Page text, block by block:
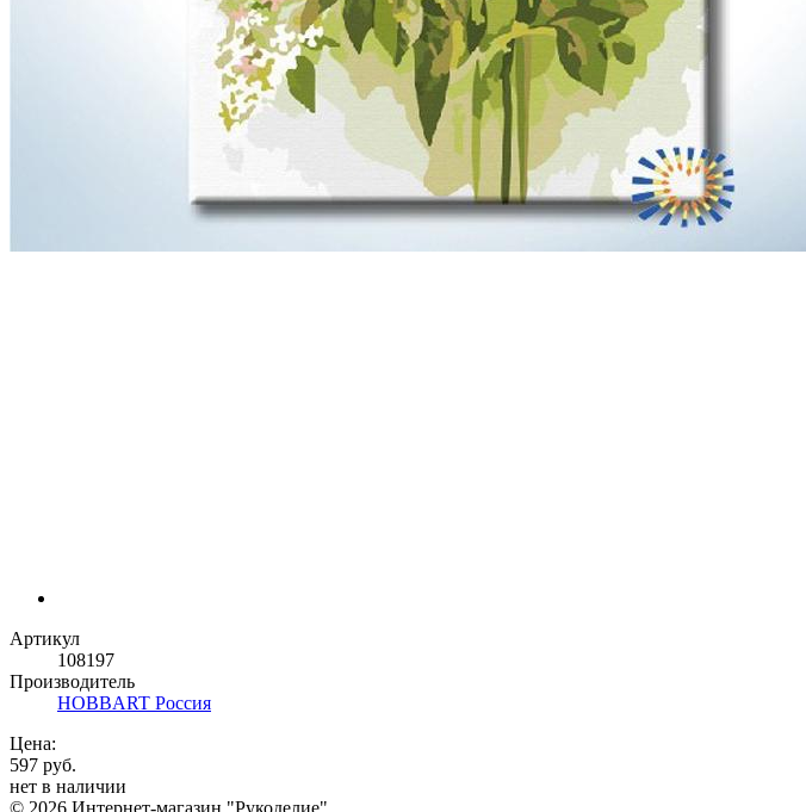
Артикул
108197
Производитель
HOBBART Россия
Цена:
597 руб.
нет в наличии
© 2026 Интернет-магазин "Рукоделие"